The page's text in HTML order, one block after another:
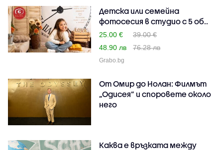
Детска или семейна
фотосесия в студио с 5 об..
25.00 €
39.00 €
48.90 лв
76.28 лв
Grabo.bg
От Омир до Нолан: Филмът
„Одисея” и споровете около
него
Каква е връзката между